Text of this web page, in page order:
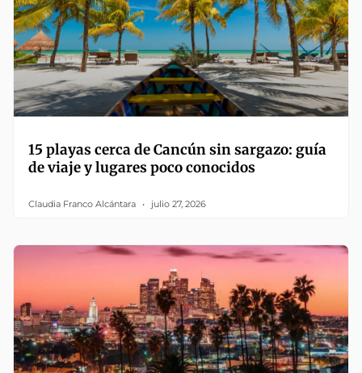
15 playas cerca de Cancún sin sargazo: guía
de viaje y lugares poco conocidos
Claudia Franco Alcántara julio 27, 2026